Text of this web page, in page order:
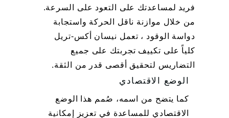
فريد لمساعدتك على التعود على السرعة.
من خلال موازنة ناقل الحركة واستجابة
دواسة الوقود ، تعمل نيسان أكس-تريل
كلياً على تكييف تجربتك على جميع
التضاريس لتحقيق أقصى قدر من الثقة.
الوضع الاقتصادي
كما يتضح من اسمه، صُمم هذا الوضع
الاقتصادي للمساعدة في تعزيز إمكانية